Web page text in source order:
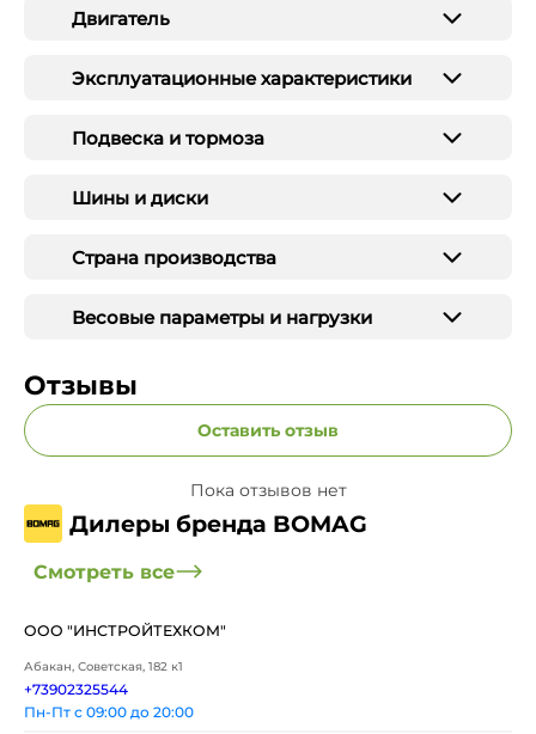
Двигатель
Эксплуатационные характеристики
Подвеска и тормоза
Шины и диски
Страна производства
Весовые параметры и нагрузки
Отзывы
Оставить отзыв
Пока отзывов нет
Дилеры бренда BOMAG
Смотреть все
ООО "ИНСТРОЙТЕХКОМ"
Абакан, Советская, 182 к1
+73902325544
Пн-Пт с 09:00 до 20:00